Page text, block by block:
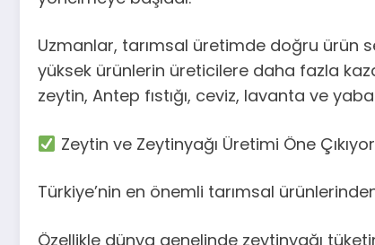
Uzmanlar, tarımsal üretimde doğru ürün
yüksek ürünlerin üreticilere daha fazla
zeytin, Antep fıstığı, ceviz, lavanta ve
Zeytin ve Zeytinyağı Üretimi Öne Çıkıyor
Türkiye’nin en önemli tarımsal
Özellikle dünya genelinde zeytinyağı